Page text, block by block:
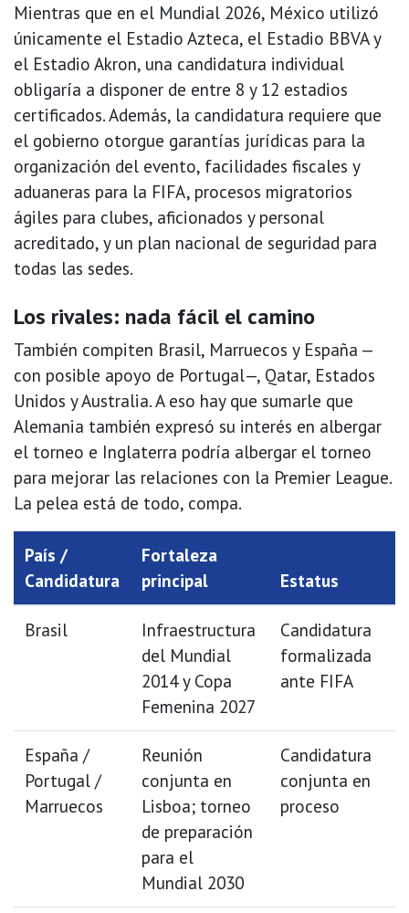
Mientras que en el Mundial 2026, México utilizó
únicamente el Estadio Azteca, el Estadio BBVA y
el Estadio Akron, una candidatura individual
obligaría a disponer de entre 8 y 12 estadios
certificados. Además, la candidatura requiere que
el gobierno otorgue garantías jurídicas para la
organización del evento, facilidades fiscales y
aduaneras para la FIFA, procesos migratorios
ágiles para clubes, aficionados y personal
acreditado, y un plan nacional de seguridad para
todas las sedes.
Los rivales: nada fácil el camino
También compiten Brasil, Marruecos y España —
con posible apoyo de Portugal—, Qatar, Estados
Unidos y Australia. A eso hay que sumarle que
Alemania también expresó su interés en albergar
el torneo e Inglaterra podría albergar el torneo
para mejorar las relaciones con la Premier League.
La pelea está de todo, compa.
País /
Candidatura
Fortaleza
principal
Estatus
Brasil
Infraestructura
del Mundial
2014 y Copa
Femenina 2027
Candidatura
formalizada
ante FIFA
España /
Portugal /
Marruecos
Reunión
conjunta en
Lisboa; torneo
de preparación
para el
Mundial 2030
Candidatura
conjunta en
proceso